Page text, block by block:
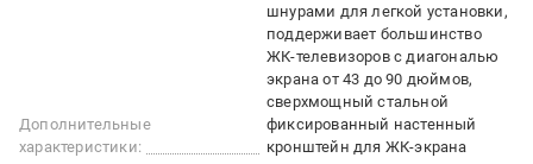
Дополнительные
характеристики:
шнурами для легкой установки
поддерживает большинство
ЖК-телевизоров с диагональю
экрана от 43 до 90 дюймов
сверхмощный стальной
фиксированный настенный
кронштейн для ЖК-экрана